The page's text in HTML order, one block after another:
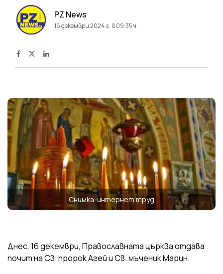
PZ News
16 декември 2024 г. в 09:35 ч.
Снимка-интернет труд
Днес, 16 декември, Православната църква отдава
почит на Св. пророк Агей и Св. мъченик Марин.